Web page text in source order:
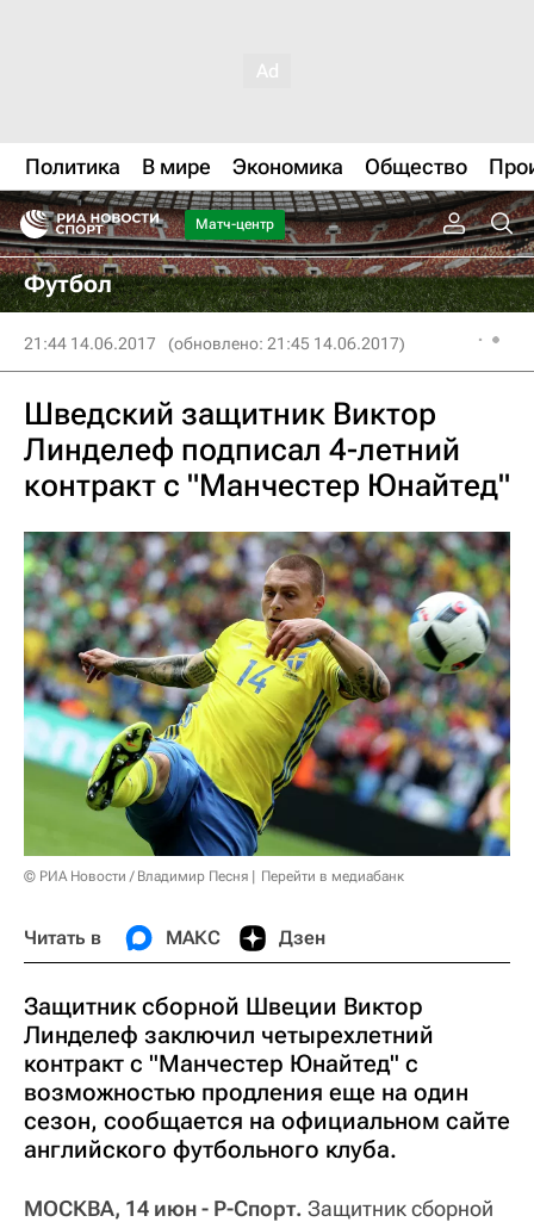
Политика В мире Экономика Общество
Матч-центр
Футбол
21:44 14.06.2017 (обновлено: 21:45 14.06.2017)
Шведский защитник Виктор
Линделеф подписал 4-летний
контракт с "Манчестер Юнайтед"
© РИА Новости / Владимир Песня Перейти в медиабанк
Читать в МАКС Дзен
Защитник сборной Швеции Виктор
Линделеф заключил четырехлетний
контракт с "Манчестер Юнайтед" с
возможностью продления еще на один
сезон, сообщается на официальном сайте
английского футбольного клуба.
МОСКВА, 14 июн - Р-Спорт. Защитник сборной